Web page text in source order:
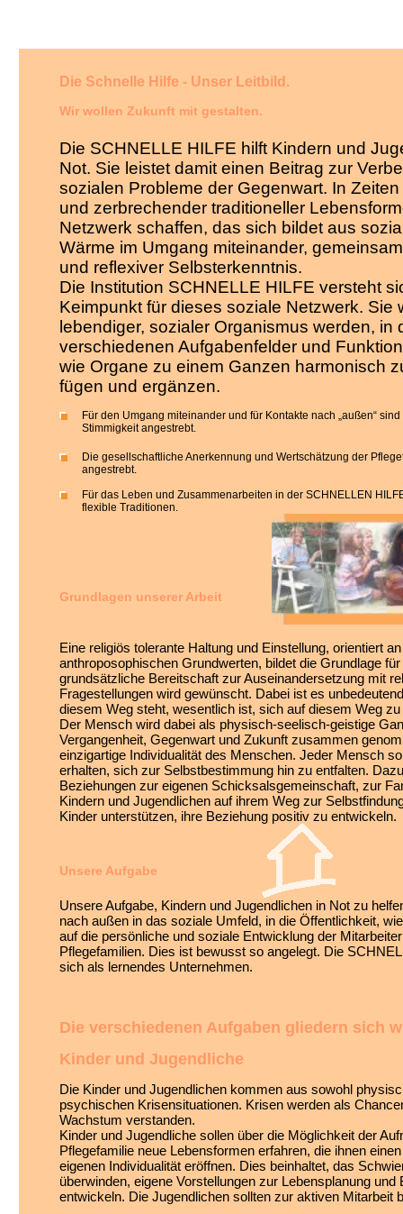
Die Schnelle Hilfe - Unser Leitbild.
Wir wollen Zukunft mit gestalten.
Die SCHNELLE HILFE hilft Kindern und
Not. Sie leistet damit einen Beitrag zur
sozialen Probleme der Gegenwart. In
und zerbrechender traditioneller
Netzwerk schaffen, das sich bildet aus
Wärme im Umgang miteinander,
und reflexiver Selbsterkenntnis.
Die Institution SCHNELLE HILFE versteht
Keimpunkt für dieses soziale Netzwerk. Sie
lebendiger, sozialer Organismus werden, in
verschiedenen Aufgabenfelder und
wie Organe zu einem Ganzen harmonisch
fügen und ergänzen.
Für den Umgang miteinander und für Kontakte nach „außen“
Stimmigkeit angestrebt.
Die gesellschaftliche Anerkennung und Wertschätzung der
angestrebt.
Für das Leben und Zusammenarbeiten in der SCHNELLEN
flexible Traditionen.
Grundlagen unserer Arbeit
Eine religiös tolerante Haltung und Einstellung, orientiert
anthroposophischen Grundwerten, bildet die Grundlage
grundsätzliche Bereitschaft zur Auseinandersetzung mit
Fragestellungen wird gewünscht. Dabei ist es
diesem Weg steht, wesentlich ist, sich auf diesem Weg zu
Der Mensch wird dabei als physisch-seelisch-geistige
Vergangenheit, Gegenwart und Zukunft zusammen
einzigartige Individualität des Menschen. Jeder Mensch
erhalten, sich zur Selbstbestimmung hin zu entfalten.
Beziehungen zur eigenen Schicksalsgemeinschaft, zur
Kindern und Jugendlichen auf ihrem Weg zur
Kinder unterstützen, ihre Beziehung positiv zu entwickeln.
Unsere Aufgabe
Unsere Aufgabe, Kindern und Jugendlichen in Not zu
nach außen in das soziale Umfeld, in die Öffentlichkeit,
auf die persönliche und soziale Entwicklung der
Pflegefamilien. Dies ist bewusst so angelegt. Die
sich als lernendes Unternehmen.
Die verschiedenen Aufgaben gliedern sich
Kinder und Jugendliche
Die Kinder und Jugendlichen kommen aus sowohl
psychischen Krisensituationen. Krisen werden als
Wachstum verstanden.
Kinder und Jugendliche sollen über die Möglichkeit der
Pflegefamilie neue Lebensformen erfahren, die ihnen
eigenen Individualität eröffnen. Dies beinhaltet, das
überwinden, eigene Vorstellungen zur Lebensplanung und
entwickeln. Die Jugendlichen sollten zur aktiven Mitarbeit